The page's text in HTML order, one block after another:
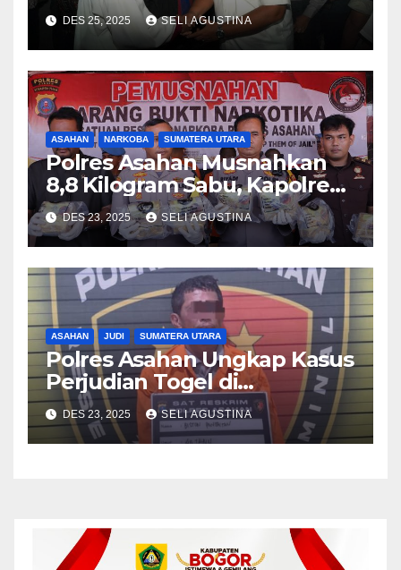
forkopimda Tinjau Perayaan
Malam Natal di Gereja HKBP
dan GKPI Kisaran
DES 25, 2025 SELI AGUSTINA
ASAHAN NARKOBA SUMATERA UTARA
Polres Asahan Musnahkan
8,8 Kilogram Sabu, Kapolres
Tegaskan Komitmen Perang
Terhadap Narkoba
DES 23, 2025 SELI AGUSTINA
ASAHAN JUDI SUMATERA UTARA
Polres Asahan Ungkap Kasus
Perjudian Togel di
Kabupaten Asahan
DES 23, 2025 SELI AGUSTINA